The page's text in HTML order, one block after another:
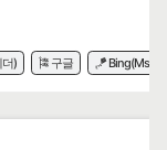
) 🎏 구글 🪁 Bing(Msn)